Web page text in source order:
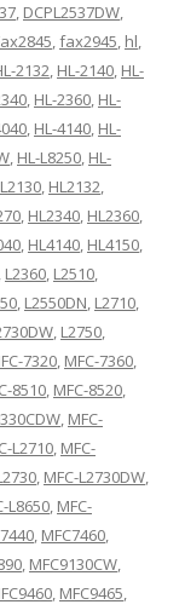
, DCPL2537DW,
,fax2945, hl,
2132, HL-2140, HL-
, HL-2360, HL-
, HL-4140, HL-
, HL-L8250, HL-
, HL2132,
, HL2340, HL2360,
, HL4140, HL4150,
, L2360, L2510,
, L2550DN, L2710,
, L2750,
7320, MFC-7360,
8510, MFC-8520,
, MFC-
L2710, MFC-
, MFC-L2730DW,
L8650, MFC-
, MFC7460,
, MFC9130CW,
, MFC9465,